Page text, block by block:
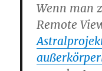
Wenn man
Remote